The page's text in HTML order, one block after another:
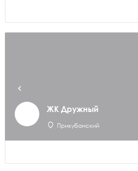
ЖК Дружный
Прикубанский